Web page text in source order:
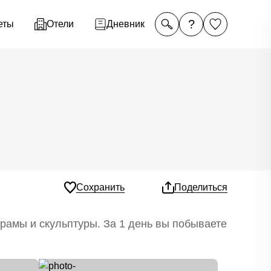
Отели Дневник ?
Сохранить Поделиться
и скульптуры. За 1 день вы побываете